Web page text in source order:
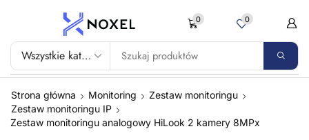
0 0
Strona główna Monitoring
Zestaw monitoringu
Zestaw monitoringu IP
Zestaw monitoringu analogowy HiLook 2 kamery 8MPx